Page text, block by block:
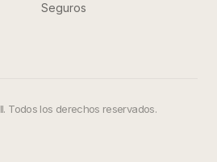
Seguros
Todos los derechos reservados.